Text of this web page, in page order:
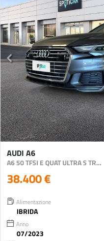
AUDI A6
A6 50 TFSI E QUAT ULTRA S TRON BUSIN DESIGN
38.400 €
Alimentazione
IBRIDA
Anno
07/2023